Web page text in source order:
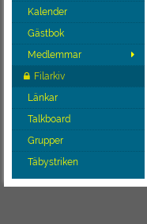
Kalender
Gästbok
Medlemmar
Filarkiv
Länkar
Talkboard
Grupper
Täbystriken